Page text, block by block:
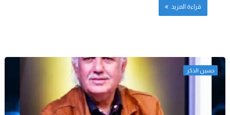
قراءة المزيد
حسين الذكر